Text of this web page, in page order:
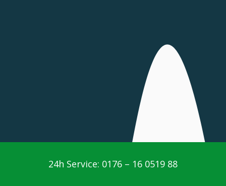
24h Service: 0176 – 16 0519 88